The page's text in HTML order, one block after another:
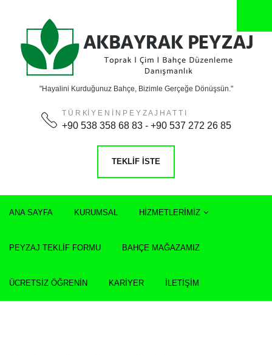
"Hayalini Kurduğunuz Bahçe, Bizimle Gerçeğe Dönüşsün."
T Ü R Kİ Y E N İ N P E Y Z A J H A T T I
+90 538 358 68 83 - +90 537 272 26 85
TEKLIF İSTE
ANA SAYFA KURUMSAL HIZMETLERIMIZ
PEYZAJ TEKLIF FORMU BAHÇE MAĞAZAMIZ
ÜCRETSIZ ÖĞRENIN KARIYER İLETIŞIM